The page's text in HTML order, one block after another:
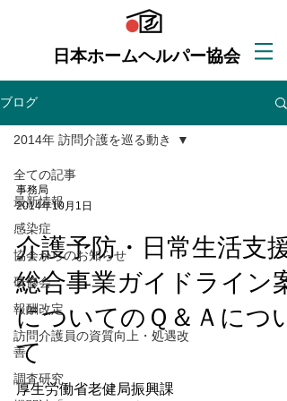
日本ホームヘルパー協会
ブログ
全ての記事
最新情報
感染症
協会からのお知らせ
研修会
報酬改定
訪問介護員の資質向上・処遇改
善
調査研究
2014年 訪問介護を巡る動き
事務局
2014年10月1日
介護予防・日常生活支援
総合事業ガイドライン案
についてのＱ＆Ａについ
て
厚生労働省老健局振興課